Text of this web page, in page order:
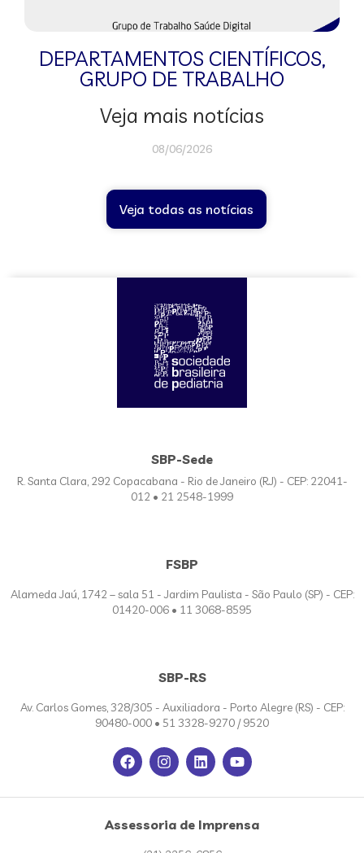
DEPARTAMENTOS CIENTÍFICOS,
GRUPO DE TRABALHO
Veja mais notícias
08/06/2026
Veja todas as notícias
SBP-Sede
R. Santa Clara, 292 Copacabana - Rio de Janeiro (RJ) - CEP: 22041-
012 • 21 2548-1999
FSBP
Alameda Jaú, 1742 – sala 51 - Jardim Paulista - São Paulo (SP) - CEP:
01420-006 • 11 3068-8595
SBP-RS
Av. Carlos Gomes, 328/305 - Auxiliadora - Porto Alegre (RS) - CEP:
90480-000 • 51 3328-9270 / 9520
Assessoria de Imprensa